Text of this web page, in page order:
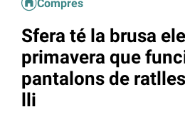
Compres
Sfera té la brusa
primavera que
pantalons de
lli